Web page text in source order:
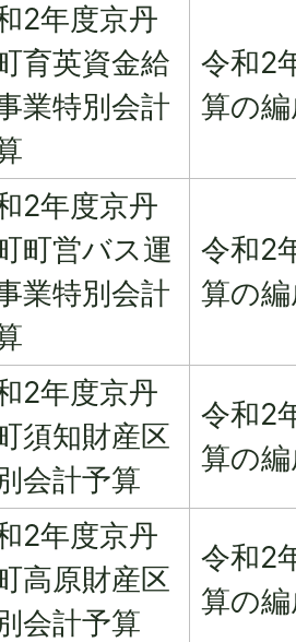
2年度京丹
育英資金給
業特別会計
令和2
算の
2年度京丹
町営バス運
業特別会計
令和2
算の
2年度京丹
須知財産区
会計予算
令和2
算の
2年度京丹
高原財産区
会計予算
令和2
算の